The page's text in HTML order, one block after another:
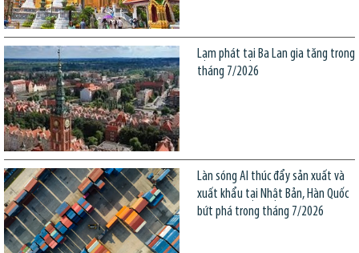
Lạm phát tại Ba Lan gia tăng trong
tháng 7/2026
Làn sóng AI thúc đẩy sản xuất và
xuất khẩu tại Nhật Bản, Hàn Quốc
bứt phá trong tháng 7/2026